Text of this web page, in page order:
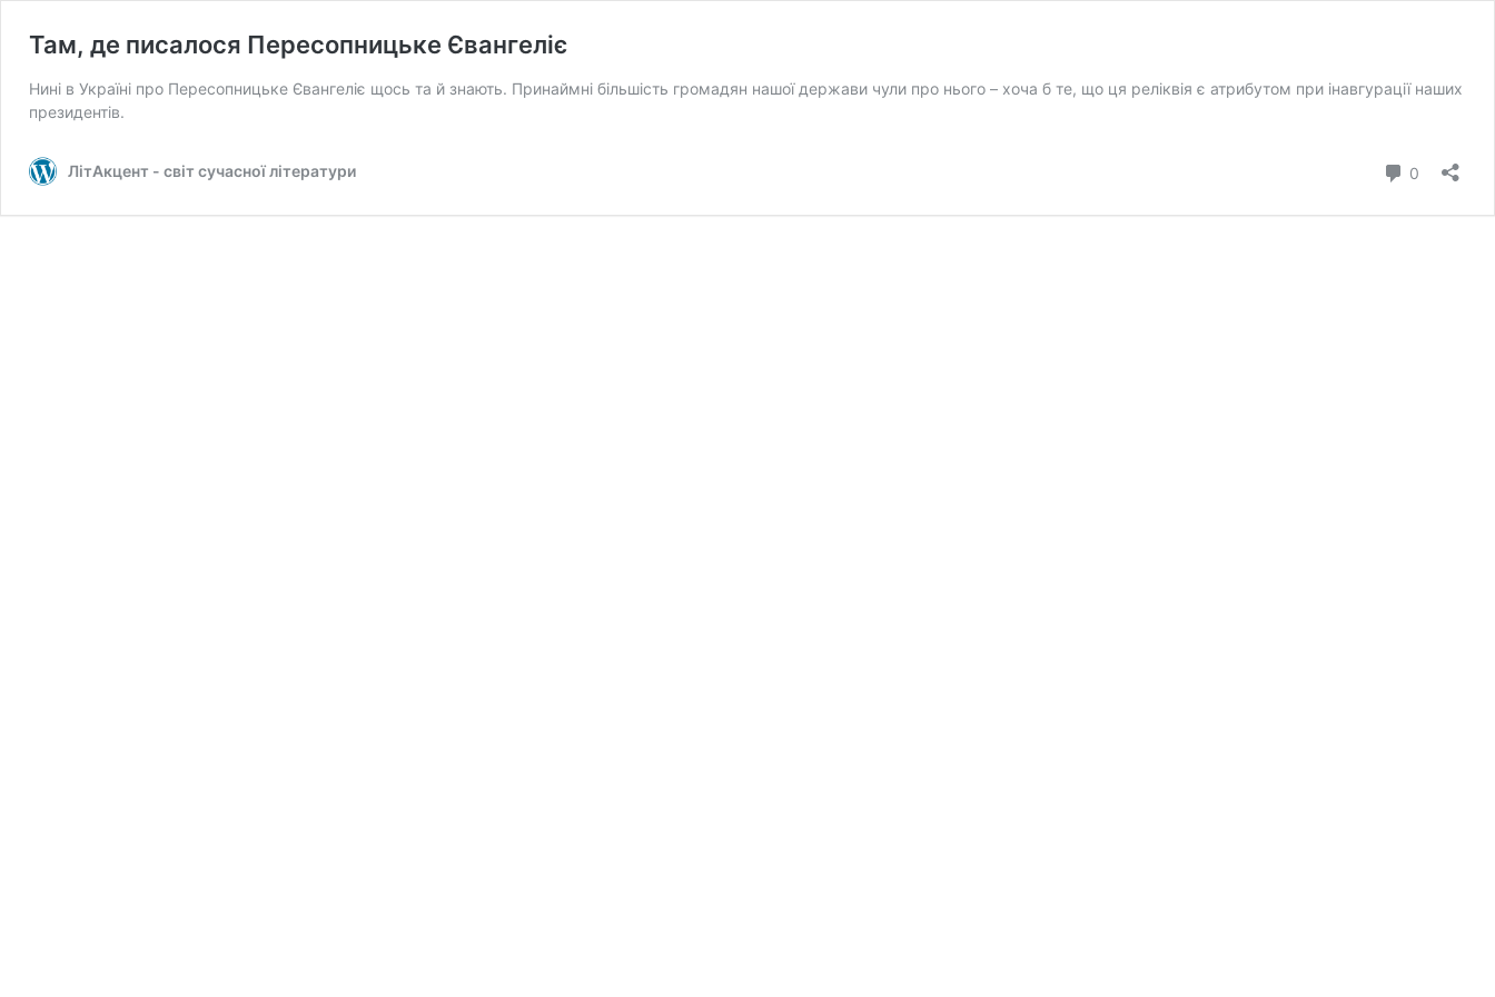
Там, де писалося Пересопницьке Євангеліє
Нині в Україні про Пересопницьке Євангеліє щось та й знають. Принаймні більшість громадян нашої держави чули про нього – хоча б те, що ця реліквія є атрибутом при інавгурації наших
президентів.
ЛітАкцент - світ сучасної літератури 0